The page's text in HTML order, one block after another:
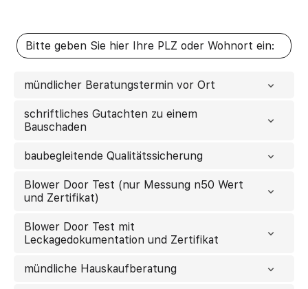
mündlicher Beratungstermin vor Ort
schriftliches Gutachten zu einem
Bauschaden
baubegleitende Qualitätssicherung
Blower Door Test (nur Messung n50 Wert
und Zertifikat)
Blower Door Test mit
Leckagedokumentation und Zertifikat
mündliche Hauskaufberatung